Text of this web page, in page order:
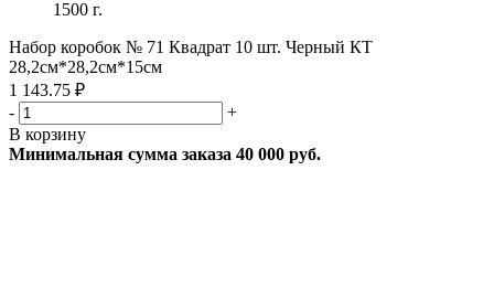
1500 г.
Набор коробок № 71 Квадрат 10 шт. Черный КТ
28,2см*28,2см*15см
1 143.75 ₽
-
+
В корзину
Минимальная сумма заказа 40 000 руб.